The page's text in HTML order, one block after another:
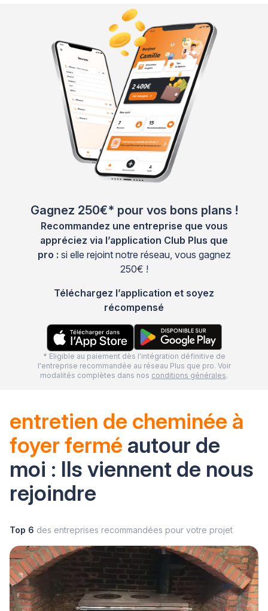
Gagnez 250€* pour vos bons plans !
Recommandez une entreprise que vous
appréciez via l’application Club Plus que
pro : si elle rejoint notre réseau, vous gagnez
250€ !
Téléchargez l’application et soyez
récompensé
* Eligible au paiement dès l'intégration définitive de
l'entreprise recommandée au réseau Plus que pro. Voir
modalités complètes dans nos conditions générales.
entretien de cheminée à
foyer fermé autour de
moi : Ils viennent de nous
rejoindre
Top 6 des entreprises recommandées pour votre projet